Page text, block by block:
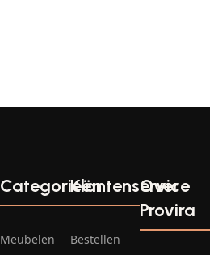
Categorieën
Meubelen
Klantenservice
Bestellen
Over
Provira